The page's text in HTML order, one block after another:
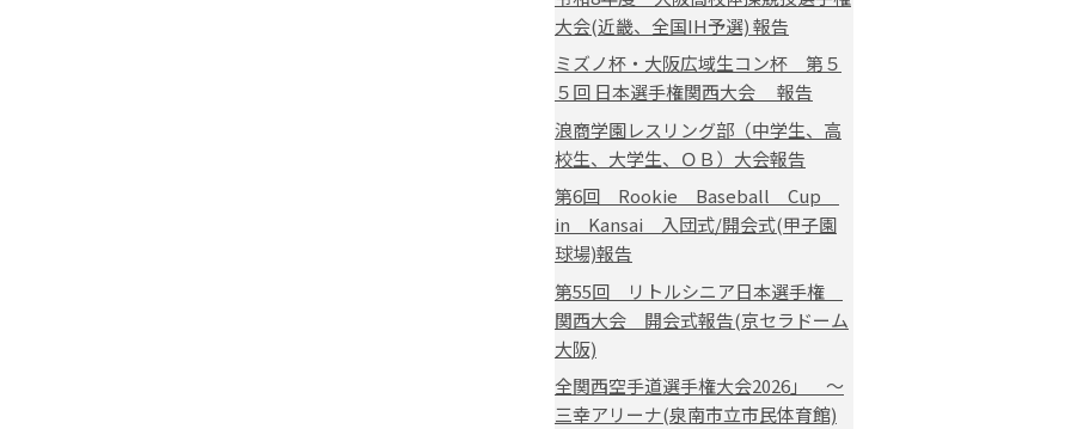
大会(近畿、全国IH予選) 報告
ミズノ杯・大阪広域生コン杯 第５
５回 日本選手権関西大会 報告
浪商学園レスリング部（中学生、高
校生、大学生、ＯＢ）大会報告
第6回 Rookie Baseball Cup
in Kansai 入団式/開会式(甲子園
球場)報告
第55回 リトルシニア日本選手権
関西大会 開会式報告(京セラドーム
大阪)
全関西空手道選手権大会2026」 ～
三幸アリーナ(泉南市立市民体育館)